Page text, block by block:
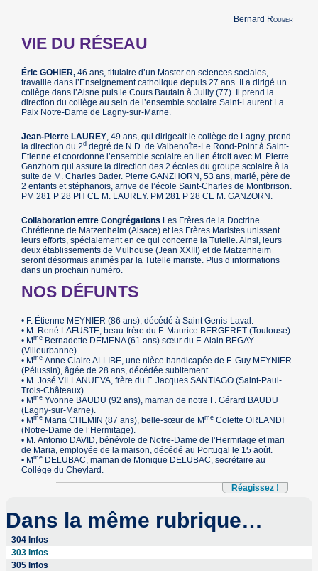
Bernard Roubert
VIE DU RÉSEAU
Éric GOHIER, 46 ans, titulaire d’un Master en sciences sociales,
travaille dans l’Enseignement catholique depuis 27 ans. II a dirigé un
collège dans l’Aisne puis le Cours Bautain à Juilly (77). Il prend la
direction du collège au sein de l’ensemble scolaire Saint-Laurent La
Paix Notre-Dame de Lagny-sur-Marne.
Jean-Pierre LAUREY , 49 ans, qui dirigeait le collège de Lagny, prend
la direction du 2d degré de N.D. de Valbenoîte-Le Rond-Point à Saint-
Etienne et coordonne l’ensemble scolaire en lien étroit avec M. Pierre
Ganzhorn qui assure la direction des 2 écoles du groupe scolaire à la
suite de M. Charles Bader. Pierre GANZHORN, 53 ans, marié, père de
2 enfants et stéphanois, arrive de l’école Saint-Charles de Montbrison.
PM 281 P 28 PH CE M. LAUREY. PM 281 P 28 CE M. GANZORN.
Collaboration entre Congrégations Les Frères de la Doctrine
Chrétienne de Matzenheim (Alsace) et les Frères Maristes unissent
leurs efforts, spécialement en ce qui concerne la Tutelle. Ainsi, leurs
deux établissements de Mulhouse (Jean XXIII) et de Matzenheim
seront désormais animés par la Tutelle mariste. Plus d’informations
dans un prochain numéro.
NOS DÉFUNTS
• F. Étienne MEYNIER (86 ans), décédé à Saint Genis-Laval.
• M. René LAFUSTE, beau-frère du F. Maurice BERGERET (Toulouse).
• Mme Bernadette DEMENA (61 ans) sœur du F. Alain BEGAY
(Villeurbanne).
• Mme Anne Claire ALLIBE, une nièce handicapée de F. Guy MEYNIER
(Pélussin), âgée de 28 ans, décédée subitement.
• M. José VILLANUEVA, frère du F. Jacques SANTIAGO (Saint-Paul-
Trois-Châteaux).
• Mme Yvonne BAUDU (92 ans), maman de notre F. Gérard BAUDU
(Lagny-sur-Marne).
• Mme Maria CHEMIN (87 ans), belle-sœur de Mme Colette ORLANDI
(Notre-Dame de l’Hermitage).
• M. Antonio DAVID, bénévole de Notre-Dame de l’Hermitage et mari
de Maria, employée de la maison, décédé au Portugal le 15 août.
• Mme DELUBAC, maman de Monique DELUBAC, secrétaire au
Collège du Cheylard.
Réagissez !
Dans la même rubrique…
304 Infos
303 Infos
305 Infos